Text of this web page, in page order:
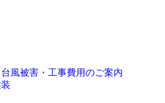
風被害・工事費用のご案内